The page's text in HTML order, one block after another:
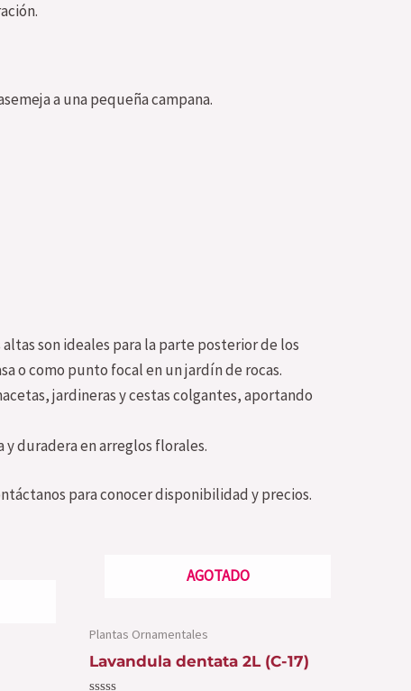
a una pequeña campana.
son ideales para la parte posterior de los
o como punto focal en un jardín de rocas.
jardineras y cestas colgantes, aportando
duradera en arreglos florales.
para conocer disponibilidad y precios.
AGOTADO
Plantas Ornamentales
Lavandula dentata 2L (C-17)